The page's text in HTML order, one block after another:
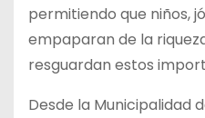
permitiendo que niños,
empaparan de la
resguardan estos
Desde la Municipalidad